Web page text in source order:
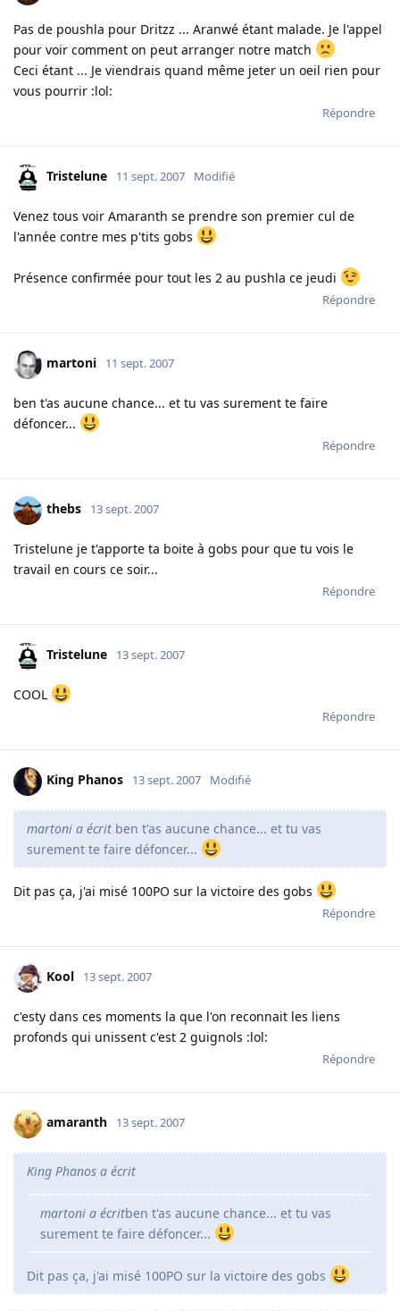
Pas de poushla pour Dritzz ... Aranwé étant malade. Je l'appel
pour voir comment on peut arranger notre match
Ceci étant ... Je viendrais quand même jeter un oeil rien pour
vous pourrir :lol:
Répondre
Tristelune 11 sept. 2007 Modifié
Venez tous voir Amaranth se prendre son premier cul de
l'année contre mes p'tits gobs
Présence confirmée pour tout les 2 au pushla ce jeudi
Répondre
martoni 11 sept. 2007
ben t'as aucune chance... et tu vas surement te faire
défoncer...
Répondre
thebs 13 sept. 2007
Tristelune je t'apporte ta boite à gobs pour que tu vois le
travail en cours ce soir...
Répondre
Tristelune 13 sept. 2007
COOL
Répondre
King Phanos 13 sept. 2007 Modifié
martoni a écrit ben t'as aucune chance... et tu vas
surement te faire défoncer...
Dit pas ça, j'ai misé 100PO sur la victoire des gobs
Répondre
Kool 13 sept. 2007
c'esty dans ces moments la que l'on reconnait les liens
profonds qui unissent c'est 2 guignols :lol:
Répondre
amaranth 13 sept. 2007
King Phanos a écrit
martoni a écritben t'as aucune chance... et tu vas
surement te faire défoncer...
Dit pas ça, j'ai misé 100PO sur la victoire des gobs